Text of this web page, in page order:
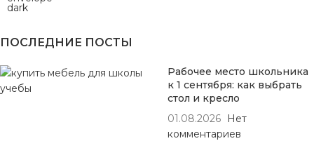
ПОСЛЕДНИЕ ПОСТЫ
Рабочее место школьника
к 1 сентября: как выбрать
стол и кресло
01.08.2026
Нет
комментариев